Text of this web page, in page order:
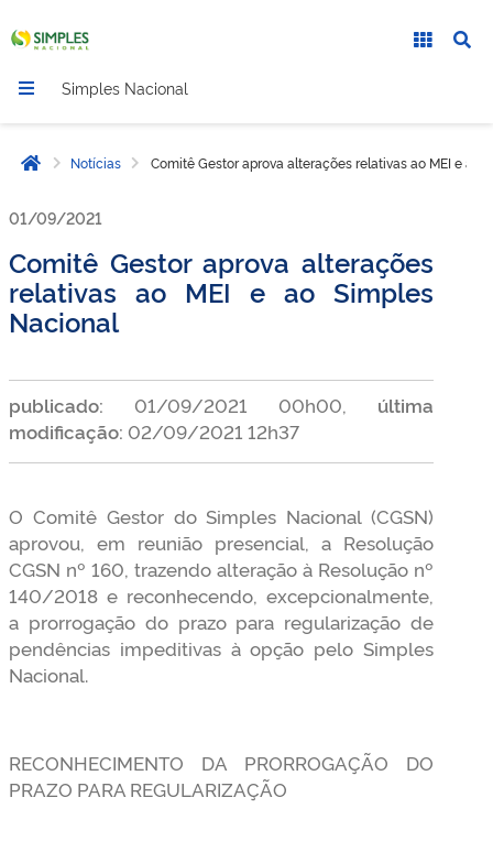
Simples Nacional
Página inicial
Notícias Comitê Gestor aprova alterações relativas ao MEI e ao
01/09/2021
Comitê Gestor aprova alterações
relativas ao MEI e ao Simples
Nacional
publicado: 01/09/2021 00h00, última
modificação: 02/09/2021 12h37
O Comitê Gestor do Simples Nacional (CGSN)
aprovou, em reunião presencial, a Resolução
CGSN nº 160, trazendo alteração à Resolução nº
140/2018 e reconhecendo, excepcionalmente,
a prorrogação do prazo para regularização de
pendências impeditivas à opção pelo Simples
Nacional.
RECONHECIMENTO DA PRORROGAÇÃO DO
PRAZO PARA REGULARIZAÇÃO